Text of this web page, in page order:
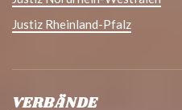
Justiz Rheinland-Pfalz
VERBÄNDE